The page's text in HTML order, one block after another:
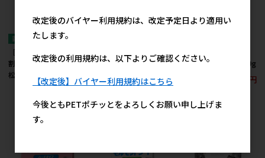
［三晃商会］Ｆ132 十
割おそばスティック 小
松菜in 25g
割おそばスティック プ
トの毎日野菜14種 500g
500円
改定後のバイヤー利用規約は、改定予定日より適用い
たします。
改定後の利用規約は、以下よりご確認ください。
【改定後】バイヤー利用規約はこちら
今後ともPETポチッとをよろしくお願い申し上げま
す。